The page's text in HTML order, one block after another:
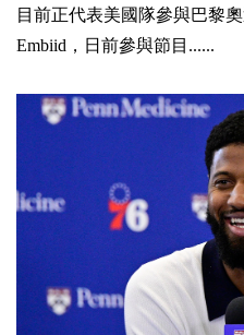
目前正代表美國隊參與巴黎
Embiid，日前參與節目......